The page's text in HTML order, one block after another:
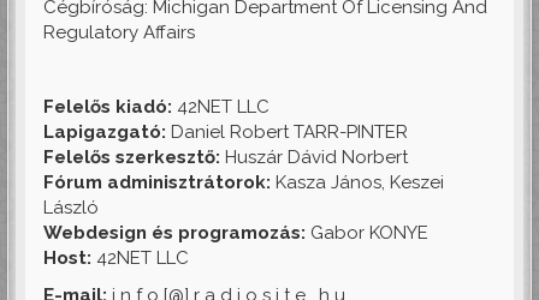
Cégbíróság: Michigan Department Of Licensing And
Regulatory Affairs
Felelős kiadó: 42NET LLC
Lapigazgató: Daniel Robert TARR-PINTER
Felelős szerkesztő: Huszár Dávid Norbert
Fórum adminisztrátorok: Kasza János, Keszei
László
Webdesign és programozás: Gabor KONYE
Host: 42NET LLC
E-mail: i n f o [@] r a d i o s i t e . h u